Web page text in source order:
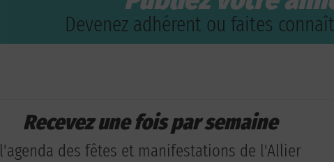
Devenez adhérent ou faites
Recevez une fois par semaine
l'agenda des fêtes et manifestations de l'Allier